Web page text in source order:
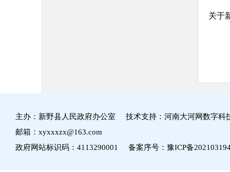
关于
主办：新野县人民政府办公室 技术支持：河南大河网数字科
邮箱：xyxxxzx@163.com
政府网站标识码：4113290001 备案序号： 豫ICP备